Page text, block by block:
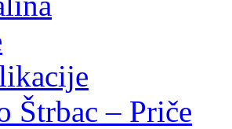
Štrbac – Priče